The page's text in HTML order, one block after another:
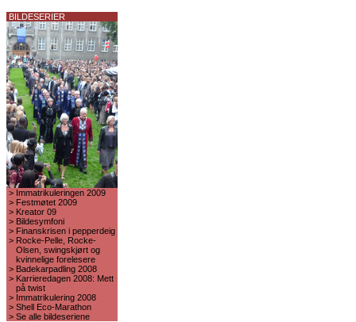
BILDESERIER
> Immatrikuleringen 2009
> Festmøtet 2009
> Kreator 09
> Bildesymfoni
> Finanskrisen i pepperdeig
> Rocke-Pelle, Rocke-
Olsen, swingskjørt og
kvinnelige forelesere
> Badekarpadling 2008
> Karrieredagen 2008: Mett
på twist
> Immatrikulering 2008
> Shell Eco-Marathon
> Se alle bildeseriene